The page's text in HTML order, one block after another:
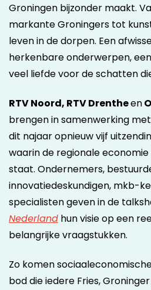
Groningen bijzonder maakt.
markante Groningers tot
leven in de dorpen. Een
herkenbare onderwerpen,
veel liefde voor de schatten
RTV Noord, RTV Drentheen
brengen in samenwerking
dit najaar opnieuw vijf
waarin de regionale
staat. Ondernemers,
innovatiedeskundigen, mkb-
specialisten geven in de
Nederland hun visie op een
belangrijke vraagstukken.
Zo komen
bod die iedere Fries,